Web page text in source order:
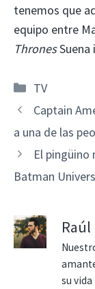
tenemos que
equipo entre
ThronesSuena
Categorías
TV
Captain
a una de las
El
Batman
su